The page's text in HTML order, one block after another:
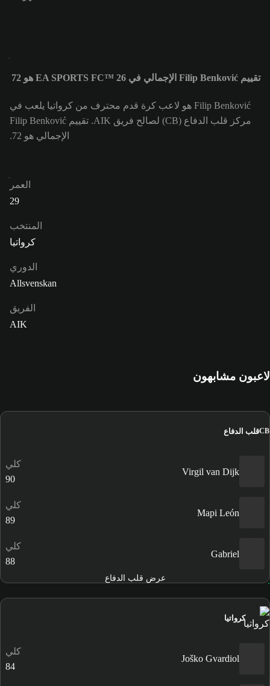
تقييم Filip Benković الإجمالي في EA SPORTS FC™ 26 هو 72
Filip Benković هو لاعب كرة قدم محترف من كرواتيا يلعب في
مركز قلب الدفاع (CB) لصالح فريق AIK. تقييم Filip Benković
الإجمالي هو 72.
العمر
29
المنتخب
كرواتيا
الدوري
Allsvenskan
الفريق
AIK
لاعبون مشابهون
CBقلب الدفاع
Virgil van Dijk
كلي
90
Mapi León
كلي
89
Gabriel
كلي
88
عرض قلب الدفاع
كرواتيا
Joško Gvardiol
كلي
84